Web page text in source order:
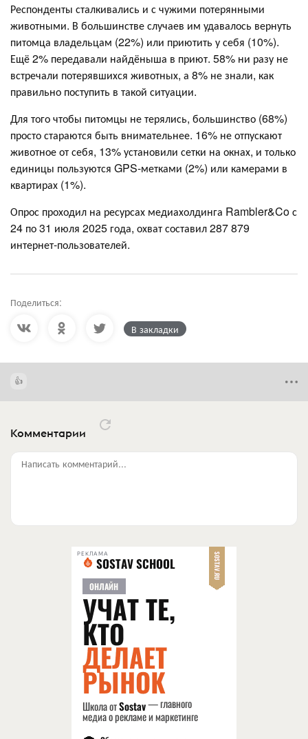
Респонденты сталкивались и с чужими потерянными
животными. В большинстве случаев им удавалось вернуть
питомца владельцам (22%) или приютить у себя (10%).
Ещё 2% передавали найдёныша в приют. 58% ни разу не
встречали потерявшихся животных, а 8% не знали, как
правильно поступить в такой ситуации.
Для того чтобы питомцы не терялись, большинство (68%)
просто стараются быть внимательнее. 16% не отпускают
животное от себя, 13% установили сетки на окнах, и только
единицы пользуются GPS-метками (2%) или камерами в
квартирах (1%).
Опрос проходил на ресурсах медиахолдинга Rambler&Co с
24 по 31 июля 2025 года, охват составил 287 879
интернет-пользователей.
Поделиться:
В закладки
Комментарии
Написать комментарий...
РЕКЛАМА